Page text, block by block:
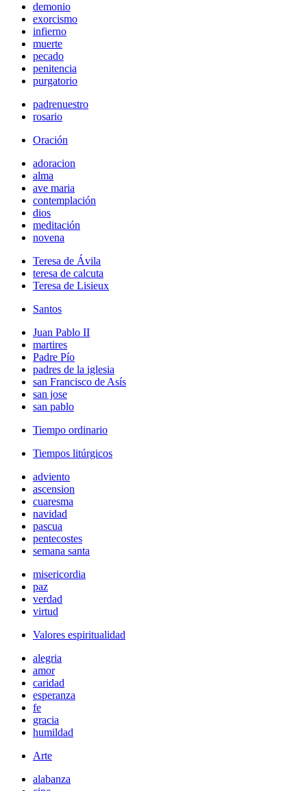
demonio
exorcismo
infierno
muerte
pecado
penitencia
purgatorio
padrenuestro
rosario
Oración
adoracion
alma
ave maria
contemplación
dios
meditación
novena
Teresa de Ávila
teresa de calcuta
Teresa de Lisieux
Santos
Juan Pablo II
martires
Padre Pío
padres de la iglesia
san Francisco de Asís
san jose
san pablo
Tiempo ordinario
Tiempos litúrgicos
adviento
ascension
cuaresma
navidad
pascua
pentecostes
semana santa
misericordia
paz
verdad
virtud
Valores espiritualidad
alegria
amor
caridad
esperanza
fe
gracia
humildad
Arte
alabanza